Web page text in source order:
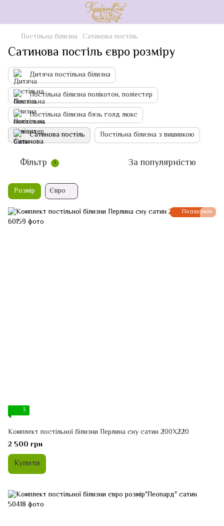
Постільна білизна Сатинова постіль
Сатинова постіль євро розміру
Дитяча постільна білизна
Постільна білизна полікотон, поліестер
Постільна білизна бязь голд люкс
Сатинова постіль
Постільна білизна з вишивкою
Фільтр 1 За популярністю
Розмір Євро
Подарунок
3
Комплект постільної білизни Перлина сну сатин 200Х220
2 500 грн
Купити